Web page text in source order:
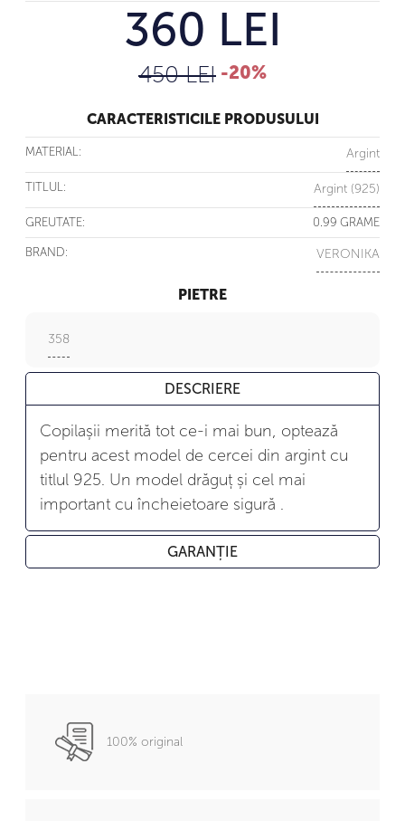
360 LEI
450 LEI -20%
CARACTERISTICILE PRODUSULUI
MATERIAL: Argint
TITLUL: Argint (925)
GREUTATE: 0.99 GRAME
BRAND: VERONIKA
PIETRE
358
DESCRIERE
Copilașii merită tot ce-i mai bun, optează
pentru acest model de cercei din argint cu
titlul 925. Un model drăguț și cel mai
important cu încheietoare sigură .
GARANȚIE
100% original